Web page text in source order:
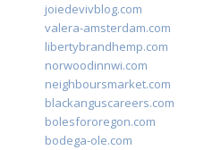
joiedevivblog.com
valera-amsterdam.com
libertybrandhemp.com
norwoodinnwi.com
neighboursmarket.com
blackanguscareers.com
bolesfororegon.com
bodega-ole.com